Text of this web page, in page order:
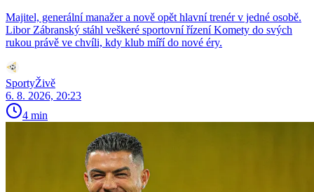
Majitel, generální manažer a nově opět hlavní trenér v jedné osobě.
Libor Zábranský stáhl veškeré sportovní řízení Komety do svých
rukou právě ve chvíli, kdy klub míří do nové éry.
SportyŽivě
6. 8. 2026, 20:23
4 min